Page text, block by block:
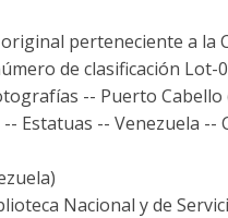
perteneciente a la
de clasificación Lot-
-- Puerto
Estatuas -- Venezuela --
Nacional y de